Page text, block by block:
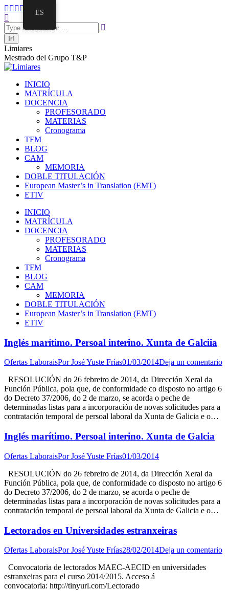
Saltar
al
contenido
Facebook
opens
in
new
window
Twitter
opens
in
new
window
Mail
opens
in
window
Instagram
page
in
window
Linkedin
page
in
window
Buscar:
Limiares
Mestrado del Grupo T&P
INICIO
MATRÍCULA
DOCENCIA
PROFESORADO
MATERIAS
Cronograma
TFM
BLOG
CAM
MEMORIA
DOBLE TITULACIÓN
European Master’s in Translation (EMT)
ETIV
INICIO
MATRÍCULA
DOCENCIA
PROFESORADO
MATERIAS
Cronograma
TFM
BLOG
CAM
MEMORIA
DOBLE TITULACIÓN
European Master’s in Translation (EMT)
ETIV
Inglés marítimo. Persoal interino. Xunta de Galciia
Ofertas LaboraisPorJosé Yuste Frías01/03/2014Deja un comentario
RESOLUCIÓN do 26 febreiro de 2014, da Dirección Xeral da
Función Pública, pola que, de conformidade co disposto no artigo 6
do Decreto 37/2006, do 2 de marzo, se acorda o peche de
determinadas listas para a incorporación de novas solicitudes para a
contratación temporal de persoal laboral da Xunta de Galicia e o…
Inglés marítimo. Persoal interino. Xunta de Galcia
Ofertas LaboraisPorJosé Yuste Frías01/03/2014
RESOLUCIÓN do 26 febreiro de 2014, da Dirección Xeral da
Función Pública, pola que, de conformidade co disposto no artigo 6
do Decreto 37/2006, do 2 de marzo, se acorda o peche de
determinadas listas para a incorporación de novas solicitudes para a
contratación temporal de persoal laboral da Xunta de Galicia e o…
Lectorados en Universidades estranxeiras
Ofertas LaboraisPorJosé Yuste Frías28/02/2014Deja un comentario
Convocatoria de lectorados MAEC-AECID en universidades
estranxeiras para el curso 2014/2015. Acceso á
convocatoria: http://tinyurl.com/Lectorado
ES